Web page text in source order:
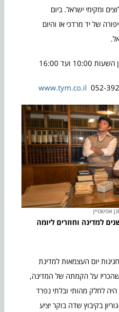
ומקימי ישראל. ביום
של יד מרדכי אז והיום
ועד 16:00
www.tym.co.il
אפשטיין
בן גוריון – חוגגים 71 שנים למדינה וחוזרים ליומה
יום העצמאות למדינת
על הקמתה של המדינה,
לחלק מהותי ובלתי נפרד
בקיבוץ שדה בוקר יציע